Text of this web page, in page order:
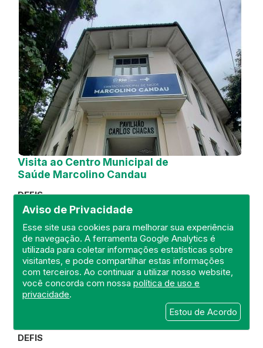
Aviso de Privacidade
Esse site usa cookies para melhorar sua experiência
de navegação. A ferramenta Google Analytics é
utilizada para coletar informações estatísticas sobre
visitantes, e pode compartilhar estas informações
com terceiros. Ao continuar a utilizar nosso website,
você concorda com nossapolítica de uso e
privacidade.
Estou de Acordo
22 de Outubro de 2024
FISCALIZAÇÃO
RIO DE JANEIRO
REGIÃO METROPOLITANA I
ATO MÉDICO
Visita ao Centro Municipal de
Saúde Marcolino Candau